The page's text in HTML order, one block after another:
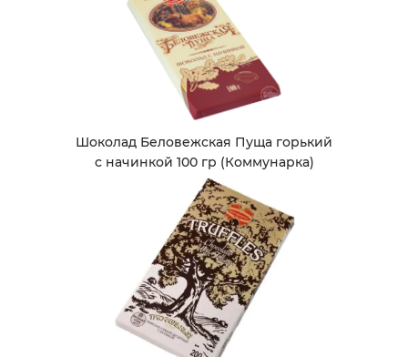
Шоколад Беловежская Пуща горький
с начинкой 100 гр (Коммунарка)